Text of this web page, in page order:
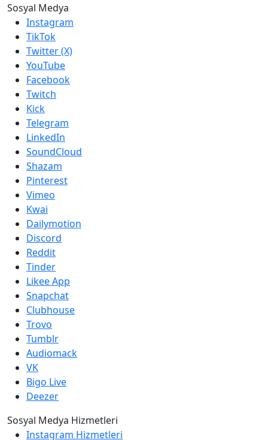
Sosyal Medya
Instagram
TikTok
Twitter (X)
YouTube
Facebook
Twitch
Kick
Telegram
LinkedIn
SoundCloud
Shazam
Pinterest
Vimeo
Kwai
Dailymotion
Discord
Reddit
Tinder
Likee App
Snapchat
Clubhouse
Trovo
Tumblr
Audiomack
VK
Bigo Live
Deezer
Sosyal Medya Hizmetleri
Instagram Hizmetleri